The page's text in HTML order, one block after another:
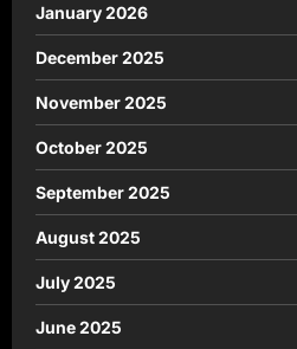
January 2026
December 2025
November 2025
October 2025
September 2025
August 2025
July 2025
June 2025